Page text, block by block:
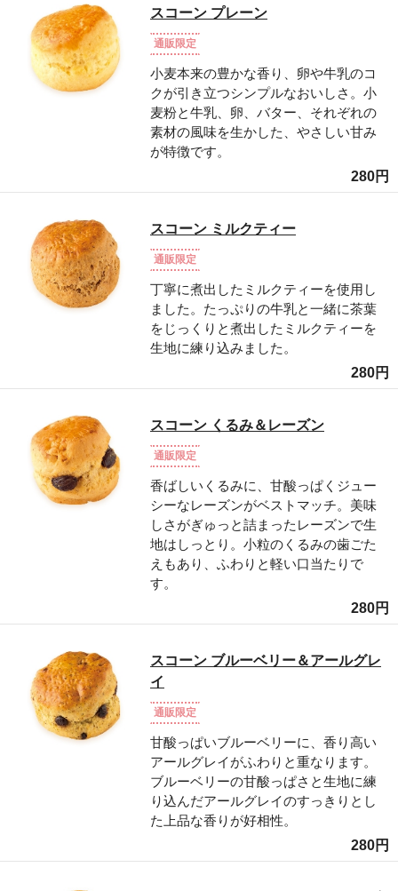
スコーン プレーン
通販限定
小麦本来の豊かな香り、卵や牛乳のコ
クが引き立つシンプルなおいしさ。小
麦粉と牛乳、卵、バター、それぞれの
素材の風味を生かした、やさしい甘み
が特徴です。
280円
スコーン ミルクティー
通販限定
丁寧に煮出したミルクティーを使用し
ました。たっぷりの牛乳と一緒に茶葉
をじっくりと煮出したミルクティーを
生地に練り込みました。
280円
スコーン くるみ＆レーズン
通販限定
香ばしいくるみに、甘酸っぱくジュー
シーなレーズンがベストマッチ。美味
しさがぎゅっと詰まったレーズンで生
地はしっとり。小粒のくるみの歯ごた
えもあり、ふわりと軽い口当たりで
す。
280円
スコーン ブルーベリー＆アールグレ
イ
通販限定
甘酸っぱいブルーベリーに、香り高い
アールグレイがふわりと重なります。
ブルーベリーの甘酸っぱさと生地に練
り込んだアールグレイのすっきりとし
た上品な香りが好相性。
280円